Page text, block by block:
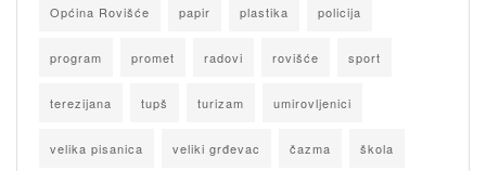
Općina Rovišće papir plastika policija
program promet radovi rovišće sport
terezijana tupš turizam umirovljenici
velika pisanica veliki grđevac čazma škola